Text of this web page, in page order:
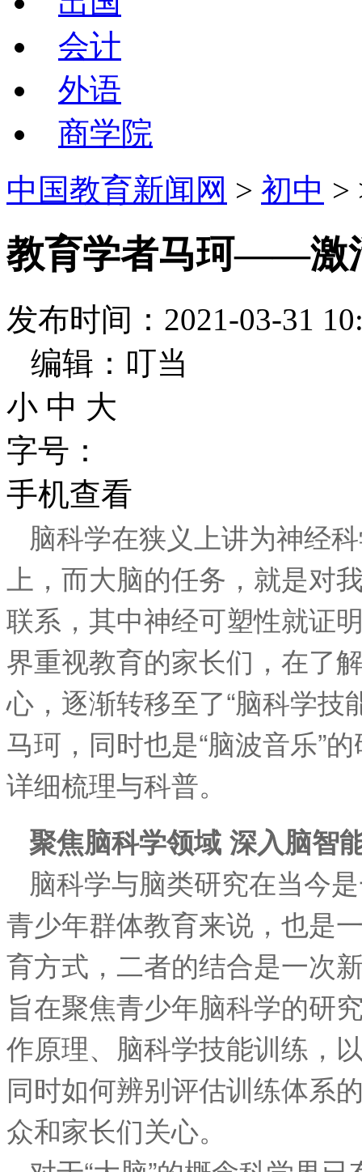
会计
外语
商学院
中国教育新闻网 > 初中 >
教育学者马珂——激
发布时间：2021-03-31
编辑：叮当
小 中 大
字号：
手机查看
脑科学在狭义上讲为神经
上，而大脑的任务，就是对
联系，其中神经可塑性就证
界重视教育的家长们，在了
心，逐渐转移至了“脑科学技
马珂，同时也是“脑波音乐”
详细梳理与科普。
聚焦脑科学领域 深入脑智
脑科学与脑类研究在当今
青少年群体教育来说，也是
育方式，二者的结合是一次
旨在聚焦青少年脑科学的研
作原理、脑科学技能训练，
同时如何辨别评估训练体系
众和家长们关心。